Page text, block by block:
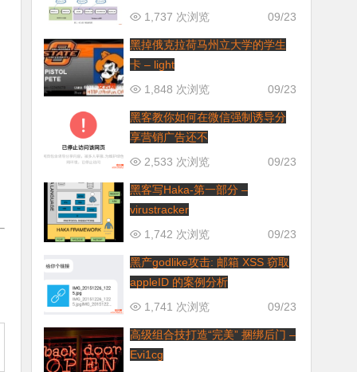
09/23
1,737 次浏览
黑掉俄克拉荷马州立大学的学生
卡 – light
09/23
1,848 次浏览
黑客教你如何在微信强制诱导分
享营销广告还不
09/23
2,533 次浏览
黑客写Haka-第一部分 –
virustracker
09/23
1,742 次浏览
黑产godlike攻击: 邮箱 XSS 窃取
appleID 的案例分析
09/23
1,741 次浏览
高级组合技打造“完美” 捆绑后门 –
Evi1cg